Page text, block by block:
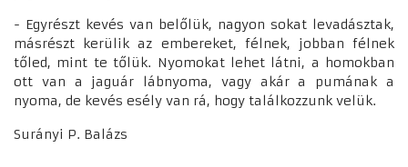
- Egyrészt kevés van belőlük, nagyon sokat levadásztak,
másrészt kerülik az embereket, félnek, jobban félnek
tőled, mint te tőlük. Nyomokat lehet látni, a homokban
ott van a jaguár lábnyoma, vagy akár a pumának a
nyoma, de kevés esély van rá, hogy találkozzunk velük.
Surányi P. Balázs